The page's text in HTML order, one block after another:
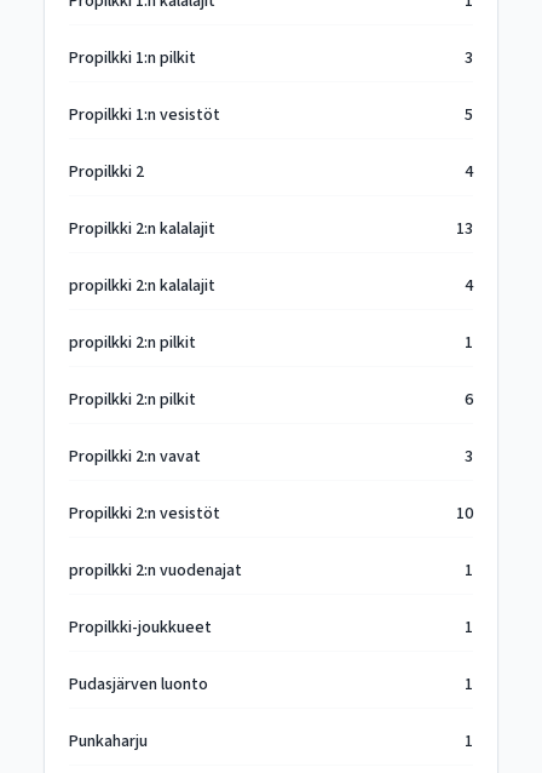
Propilkki 1:n pilkit 3
Propilkki 1:n vesistöt 5
Propilkki 2 4
Propilkki 2:n kalalajit 13
propilkki 2:n kalalajit 4
propilkki 2:n pilkit 1
Propilkki 2:n pilkit 6
Propilkki 2:n vavat 3
Propilkki 2:n vesistöt 10
propilkki 2:n vuodenajat 1
Propilkki-joukkueet 1
Pudasjärven luonto 1
Punkaharju 1